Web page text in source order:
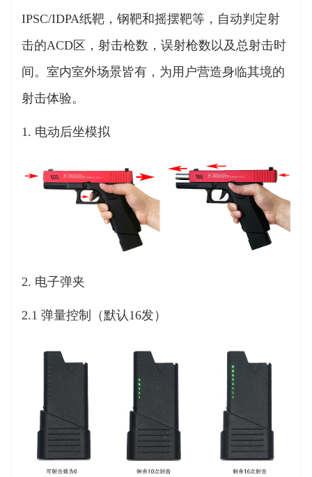
IPSC/IDPA纸靶，钢靶和摇摆靶等，自动判定射
击的ACD区，射击枪数，误射枪数以及总射击时
间。室内室外场景皆有，为用户营造身临其境的
射击体验。
1. 电动后坐模拟
2. 电子弹夹
2.1 弹量控制（默认16发）